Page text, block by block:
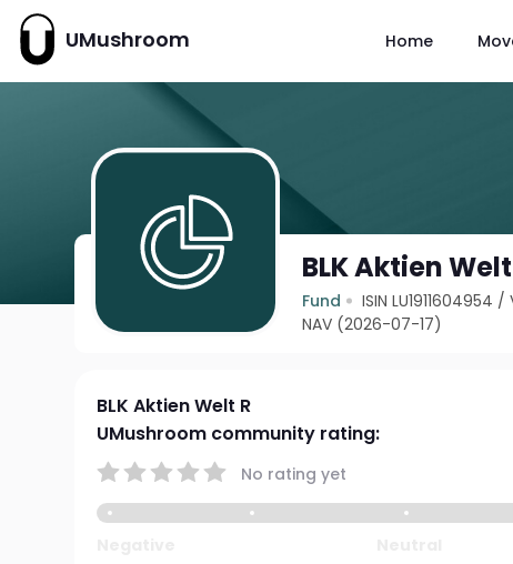
UMushroom Home
BLK Aktien Welt
Fund ISIN LU1911604954 /
NAV (2026-07-17)
BLK Aktien Welt R
UMushroom community rating:
No rating yet